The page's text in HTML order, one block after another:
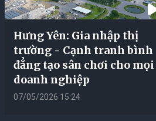
Hưng Yên: Gia nhập thị
trường - Cạnh tranh bình
đẳng tạo sân chơi cho mọi
doanh nghiệp
07/05/2026 15:24